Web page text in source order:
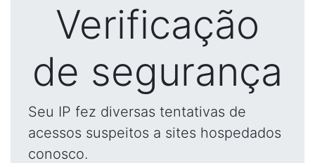
Verificação
de segurança
Seu IP fez diversas tentativas de
acessos suspeitos a sites hospedados
conosco.